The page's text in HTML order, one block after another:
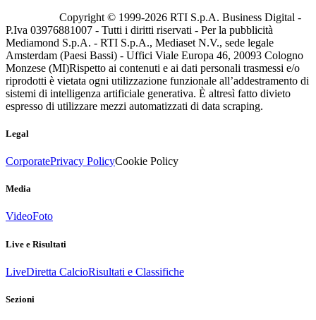
Copyright © 1999-2026 RTI S.p.A. Business Digital -
P.Iva 03976881007 - Tutti i diritti riservati - Per la pubblicità
Mediamond S.p.A. - RTI S.p.A., Mediaset N.V., sede legale
Amsterdam (Paesi Bassi) - Uffici Viale Europa 46, 20093 Cologno
Monzese (MI)Rispetto ai contenuti e ai dati personali trasmessi e/o
riprodotti è vietata ogni utilizzazione funzionale all’addestramento di
sistemi di intelligenza artificiale generativa. È altresì fatto divieto
espresso di utilizzare mezzi automatizzati di data scraping.
Legal
CorporatePrivacy PolicyCookie Policy
Media
VideoFoto
Live e Risultati
LiveDiretta CalcioRisultati e Classifiche
Sezioni